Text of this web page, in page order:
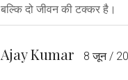
बल्कि दो जीवन की टक्कर है।
Ajay Kumar 8 जून /